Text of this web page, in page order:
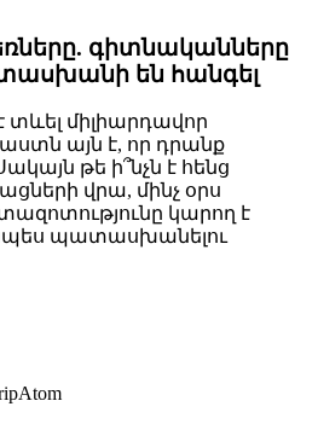
գիտնականները
են հանգել
տևել միլիարդավոր
այն է, որ դրանք
թե ի՞նչն է հենց
վրա, մինչ օրս
կարող է
պատասխանելու